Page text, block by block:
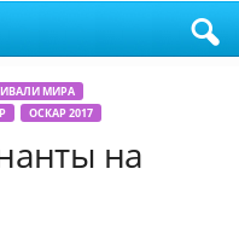
МИРА
ОСКАР 2017
на